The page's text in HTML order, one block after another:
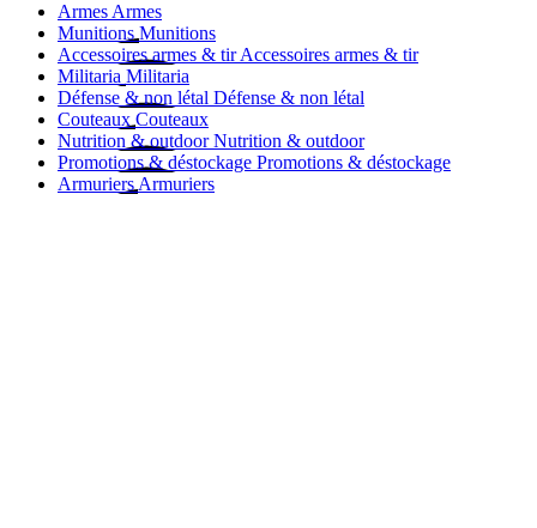
Armes Armes
Munitions Munitions
Accessoires armes & tir Accessoires armes & tir
Militaria Militaria
Défense & non létal Défense & non létal
Couteaux Couteaux
Nutrition & outdoor Nutrition & outdoor
Promotions & déstockage Promotions & déstockage
Armuriers Armuriers